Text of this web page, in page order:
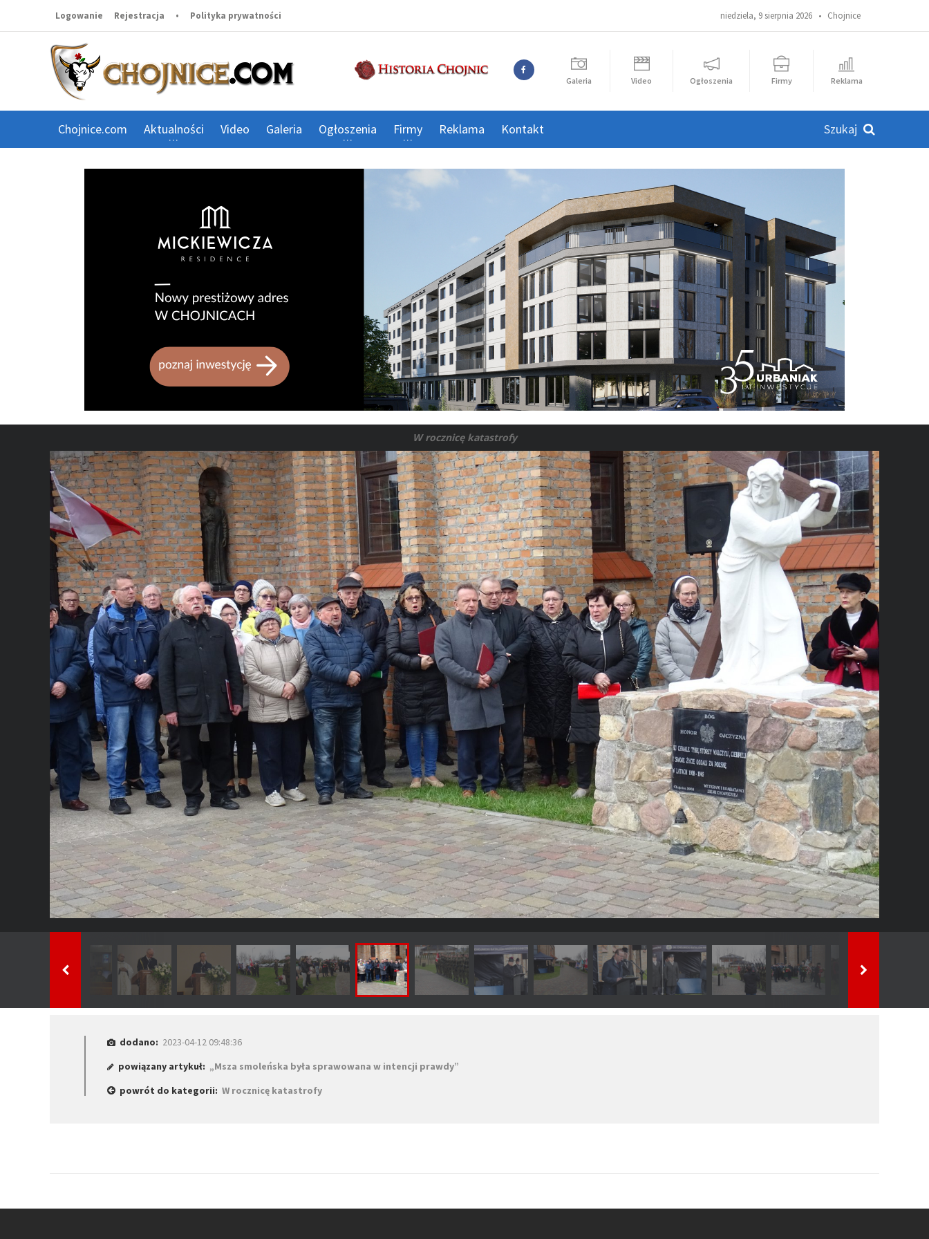
niedziela, 9 sierpnia 2026 • Chojnice
Logowanie Rejestracja • Polityka prywatności
Galeria Video Ogłoszenia Firmy Reklama
Chojnice.com Aktualności Video Galeria Ogłoszenia Firmy Reklama Kontakt
W rocznicę katastrofy
dodano: 2023-04-12 09:48:36
powiązany artykuł: „Msza smoleńska była sprawowana w intencji prawdy”
powrót do kategorii: W rocznicę katastrofy